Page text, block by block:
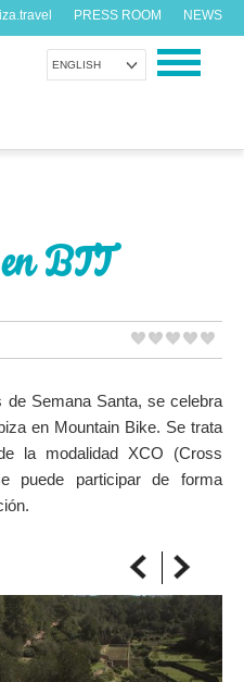
ENGLISH
PRESS ROOM NEWS
BTT
Semana Santa, se celebra
en Mountain Bike. Se trata
la modalidad XCO (Cross
puede participar de forma